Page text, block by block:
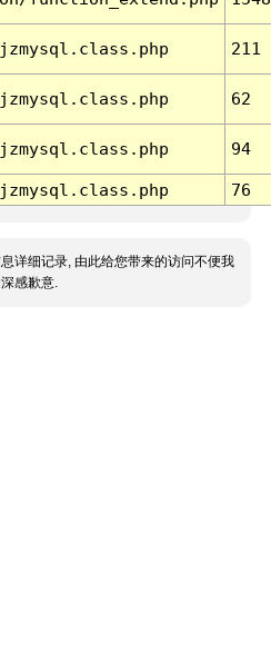
211
62
94
76
详细记录, 由此给您带来的访问不便我
感歉意.